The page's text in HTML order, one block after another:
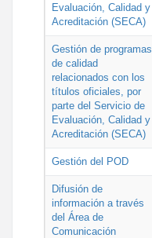
Evaluación, Calidad y
Acreditación (SECA)
Gestión de programas
de calidad
relacionados con los
títulos oficiales, por
parte del Servicio de
Evaluación, Calidad y
Acreditación (SECA)
Gestión del POD
Difusión de
información a través
del Área de
Comunicación